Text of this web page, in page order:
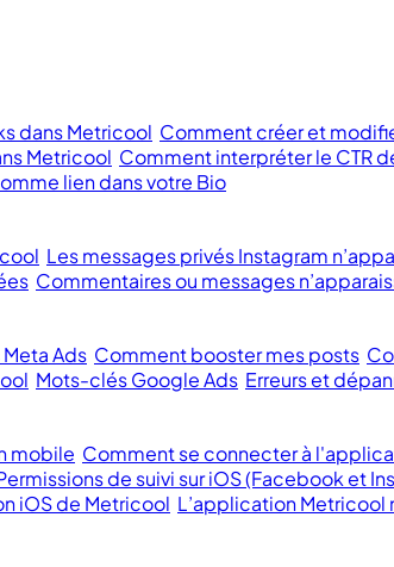
dans Metricool Comment créer et
Metricool Comment interpréter le CTR
lien dans votre Bio
Les messages privés Instagram
Commentaires ou messages
Ads Comment booster mes posts
Mots-clés Google Ads Erreurs et
mobile Comment se connecter à
de suivi sur iOS (Facebook et
iOS de Metricool L’application Metricool